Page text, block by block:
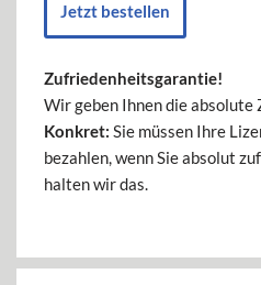
Jetzt bestellen
Zufriedenheitsgarantie!
Wir geben Ihnen die
Konkret: Sie müssen Ihre
bezahlen, wenn Sie absolut
halten wir das.